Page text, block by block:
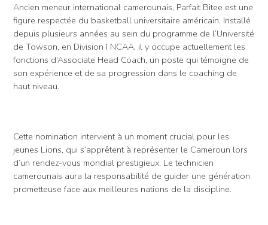
Ancien meneur international camerounais, Parfait Bitee est une
figure respectée du basketball universitaire américain. Installé
depuis plusieurs années au sein du programme de l’Université
de Towson, en Division I NCAA, il y occupe actuellement les
fonctions d’Associate Head Coach, un poste qui témoigne de
son expérience et de sa progression dans le coaching de
haut niveau.
Cette nomination intervient à un moment crucial pour les
jeunes Lions, qui s’apprêtent à représenter le Cameroun lors
d’un rendez-vous mondial prestigieux. Le technicien
camerounais aura la responsabilité de guider une génération
prometteuse face aux meilleures nations de la discipline.